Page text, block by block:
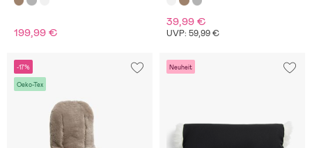
199,99 €
39,99 €
UVP: 59,99 €
-17%
Oeko-Tex
Neuheit